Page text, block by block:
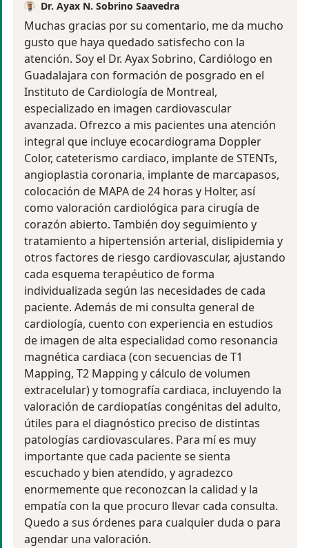
Dr. Ayax N. Sobrino Saavedra
Muchas gracias por su comentario, me da mucho
gusto que haya quedado satisfecho con la
atención. Soy el Dr. Ayax Sobrino, Cardiólogo en
Guadalajara con formación de posgrado en el
Instituto de Cardiología de Montreal,
especializado en imagen cardiovascular
avanzada. Ofrezco a mis pacientes una atención
integral que incluye ecocardiograma Doppler
Color, cateterismo cardiaco, implante de STENTs,
angioplastia coronaria, implante de marcapasos,
colocación de MAPA de 24 horas y Holter, así
como valoración cardiológica para cirugía de
corazón abierto. También doy seguimiento y
tratamiento a hipertensión arterial, dislipidemia y
otros factores de riesgo cardiovascular, ajustando
cada esquema terapéutico de forma
individualizada según las necesidades de cada
paciente. Además de mi consulta general de
cardiología, cuento con experiencia en estudios
de imagen de alta especialidad como resonancia
magnética cardiaca (con secuencias de T1
Mapping, T2 Mapping y cálculo de volumen
extracelular) y tomografía cardiaca, incluyendo la
valoración de cardiopatías congénitas del adulto,
útiles para el diagnóstico preciso de distintas
patologías cardiovasculares. Para mí es muy
importante que cada paciente se sienta
escuchado y bien atendido, y agradezco
enormemente que reconozcan la calidad y la
empatía con la que procuro llevar cada consulta.
Quedo a sus órdenes para cualquier duda o para
agendar una valoración.